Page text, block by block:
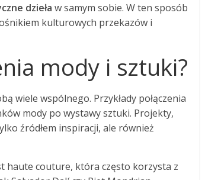
dzieła w samym sobie. W ten sposób
kulturowych przekazów i
mody i sztuki?
wiele wspólnego. Przykłady połączenia
mody po wystawy sztuki. Projekty,
źródłem inspiracji, ale również
haute couture, która często korzysta z